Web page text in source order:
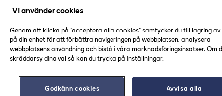
Vi använder cookies
Genom att klicka på "acceptera alla cookies" samtycker du till lagring av
på din enhet för att förbättra navigeringen på webbplatsen, analysera
webbplatsens användning och bistå i våra marknadsföringsinsatser. Om
skräddarsy dina val så kan du trycka på inställningar.
Godkänn cookies Avvisa alla